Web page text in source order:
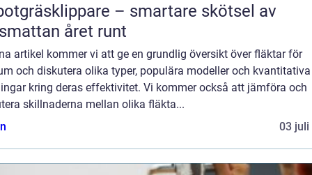
– smartare skötsel av
året runt
artikel kommer vi att ge en grundlig översikt över fläktar för
och diskutera olika typer, populära modeller och kvantitativa
kring deras effektivitet. Vi kommer också att jämföra och
skillnaderna mellan olika fläkta...
03 juli